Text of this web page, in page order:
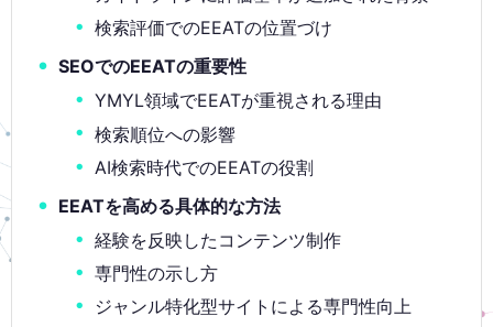
検索評価でのEEATの位置づけ
SEOでのEEATの重要性
YMYL領域でEEATが重視される理由
検索順位への影響
AI検索時代でのEEATの役割
EEATを高める具体的な方法
経験を反映したコンテンツ制作
専門性の示し方
ジャンル特化型サイトによる専門性向上